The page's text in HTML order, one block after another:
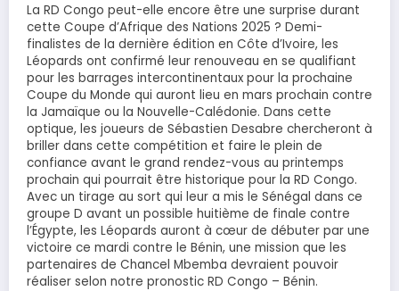
La RD Congo peut-elle encore être une surprise durant
cette Coupe d’Afrique des Nations 2025 ? Demi-
finalistes de la dernière édition en Côte d’Ivoire, les
Léopards ont confirmé leur renouveau en se qualifiant
pour les barrages intercontinentaux pour la prochaine
Coupe du Monde qui auront lieu en mars prochain contre
la Jamaïque ou la Nouvelle-Calédonie. Dans cette
optique, les joueurs de Sébastien Desabre chercheront à
briller dans cette compétition et faire le plein de
confiance avant le grand rendez-vous au printemps
prochain qui pourrait être historique pour la RD Congo.
Avec un tirage au sort qui leur a mis le Sénégal dans ce
groupe D avant un possible huitième de finale contre
l’Égypte, les Léopards auront à cœur de débuter par une
victoire ce mardi contre le Bénin, une mission que les
partenaires de Chancel Mbemba devraient pouvoir
réaliser selon notre pronostic RD Congo – Bénin.